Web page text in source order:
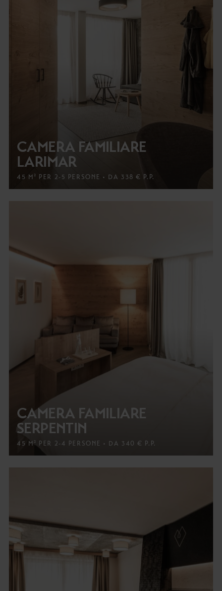
CAMERA FAMILIARE
LARIMAR
45 M² PER 2-5 PERSONE • DA 338 € P.P.
CAMERA FAMILIARE
SERPENTIN
45 M² PER 2-4 PERSONE • DA 340 € P.P.